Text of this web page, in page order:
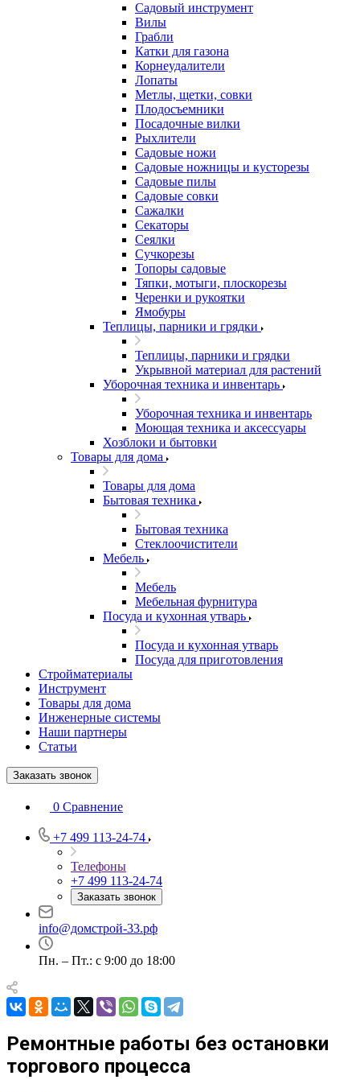
Садовый инструмент
Вилы
Грабли
Катки для газона
Корнеудалители
Лопаты
Метлы, щетки, совки
Плодосъемники
Посадочные вилки
Рыхлители
Садовые ножи
Садовые ножницы и кусторезы
Садовые пилы
Садовые совки
Сажалки
Секаторы
Сеялки
Сучкорезы
Топоры садовые
Тяпки, мотыги, плоскорезы
Черенки и рукоятки
Ямобуры
Теплицы, парники и грядки
Теплицы, парники и грядки
Укрывной материал для растений
Уборочная техника и инвентарь
Уборочная техника и инвентарь
Моющая техника и аксессуары
Хозблоки и бытовки
Товары для дома
Товары для дома
Бытовая техника
Бытовая техника
Стеклоочистители
Мебель
Мебель
Мебельная фурнитура
Посуда и кухонная утварь
Посуда и кухонная утварь
Посуда для приготовления
Стройматериалы
Инструмент
Товары для дома
Инженерные системы
Наши партнеры
Статьи
Заказать звонок
0 Сравнение
+7 499 113-24-74
Телефоны
+7 499 113-24-74
Заказать звонок
info@домстрой-33.рф
Пн. – Пт.: с 9:00 до 18:00
Ремонтные работы без остановки
торгового процесса